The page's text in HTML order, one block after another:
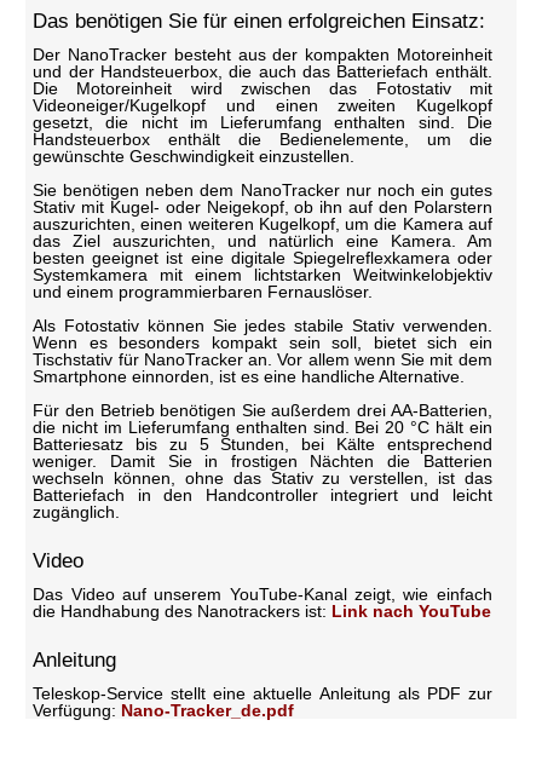
Das benötigen Sie für einen erfolgreichen Einsatz:
Der NanoTracker besteht aus der kompakten Motoreinheit
und der Handsteuerbox, die auch das Batteriefach enthält.
Die Motoreinheit wird zwischen das Fotostativ mit
Videoneiger/Kugelkopf und einen zweiten Kugelkopf
gesetzt, die nicht im Lieferumfang enthalten sind. Die
Handsteuerbox enthält die Bedienelemente, um die
gewünschte Geschwindigkeit einzustellen.
Sie benötigen neben dem NanoTracker nur noch ein gutes
Stativ mit Kugel- oder Neigekopf, ob ihn auf den Polarstern
auszurichten, einen weiteren Kugelkopf, um die Kamera auf
das Ziel auszurichten, und natürlich eine Kamera. Am
besten geeignet ist eine digitale Spiegelreflexkamera oder
Systemkamera mit einem lichtstarken Weitwinkelobjektiv
und einem programmierbaren Fernauslöser.
Als Fotostativ können Sie jedes stabile Stativ verwenden.
Wenn es besonders kompakt sein soll, bietet sich ein
Tischstativ für NanoTracker an. Vor allem wenn Sie mit dem
Smartphone einnorden, ist es eine handliche Alternative.
Für den Betrieb benötigen Sie außerdem drei AA-Batterien,
die nicht im Lieferumfang enthalten sind. Bei 20 °C hält ein
Batteriesatz bis zu 5 Stunden, bei Kälte entsprechend
weniger. Damit Sie in frostigen Nächten die Batterien
wechseln können, ohne das Stativ zu verstellen, ist das
Batteriefach in den Handcontroller integriert und leicht
zugänglich.
Video
Das Video auf unserem YouTube-Kanal zeigt, wie einfach
die Handhabung des Nanotrackers ist: Link nach YouTube
Anleitung
Teleskop-Service stellt eine aktuelle Anleitung als PDF zur
Verfügung: Nano-Tracker_de.pdf